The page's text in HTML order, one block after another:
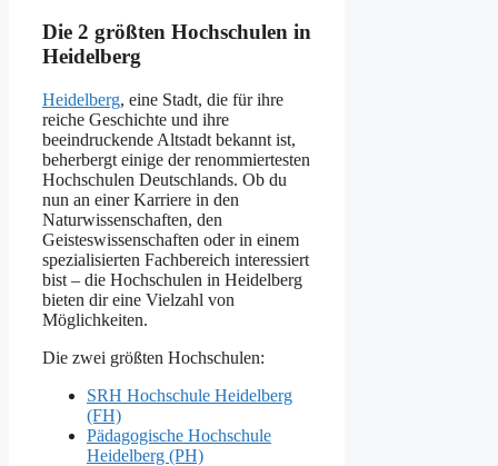
Die 2 größten Hochschulen in
Heidelberg
Heidelberg, eine Stadt, die für ihre
reiche Geschichte und ihre
beeindruckende Altstadt bekannt ist,
beherbergt einige der renommiertesten
Hochschulen Deutschlands. Ob du
nun an einer Karriere in den
Naturwissenschaften, den
Geisteswissenschaften oder in einem
spezialisierten Fachbereich interessiert
bist – die Hochschulen in Heidelberg
bieten dir eine Vielzahl von
Möglichkeiten.
Die zwei größten Hochschulen:
SRH Hochschule Heidelberg
(FH)
Pädagogische Hochschule
Heidelberg (PH)